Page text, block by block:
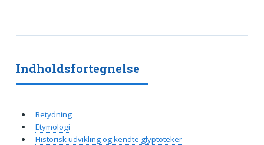
Indholdsfortegnelse
Betydning
Etymologi
Historisk udvikling og kendte glyptoteker